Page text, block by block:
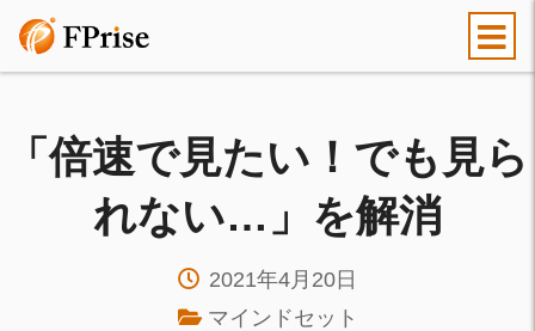
「倍速で見たい！でも見ら
れない…」を解消
2021年4月20日
マインドセット